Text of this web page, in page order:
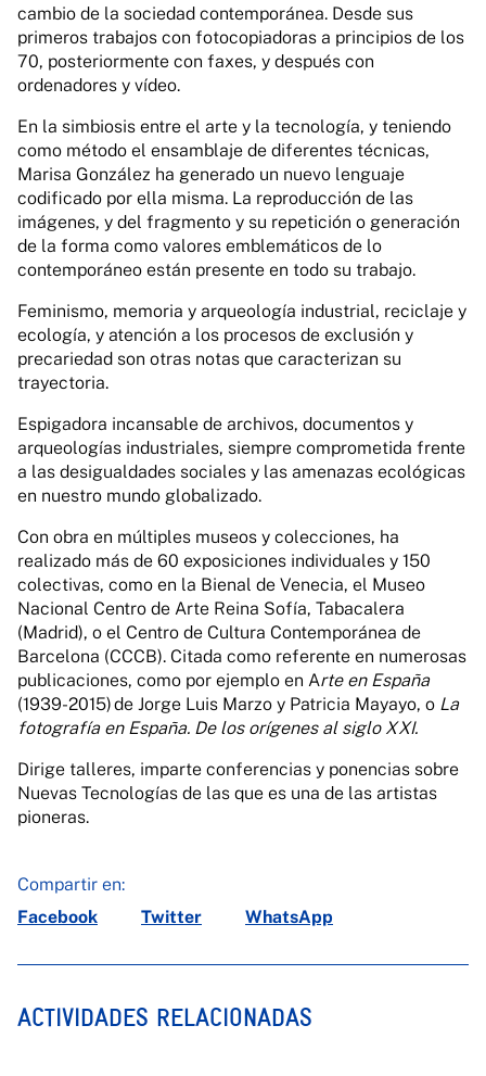
cambio de la sociedad contemporánea. Desde sus
primeros trabajos con fotocopiadoras a principios de los
70, posteriormente con faxes, y después con
ordenadores y vídeo.
En la simbiosis entre el arte y la tecnología, y teniendo
como método el ensamblaje de diferentes técnicas,
Marisa González ha generado un nuevo lenguaje
codificado por ella misma. La reproducción de las
imágenes, y del fragmento y su repetición o generación
de la forma como valores emblemáticos de lo
contemporáneo están presente en todo su trabajo.
Feminismo, memoria y arqueología industrial, reciclaje y
ecología, y atención a los procesos de exclusión y
precariedad son otras notas que caracterizan su
trayectoria.
Espigadora incansable de archivos, documentos y
arqueologías industriales, siempre comprometida frente
a las desigualdades sociales y las amenazas ecológicas
en nuestro mundo globalizado.
Con obra en múltiples museos y colecciones, ha
realizado más de 60 exposiciones individuales y 150
colectivas, como en la Bienal de Venecia, el Museo
Nacional Centro de Arte Reina Sofía, Tabacalera
(Madrid), o el Centro de Cultura Contemporánea de
Barcelona (CCCB). Citada como referente en numerosas
publicaciones, como por ejemplo en Arte en España
(1939-2015) de Jorge Luis Marzo y Patricia Mayayo, o La
fotografía en España. De los orígenes al siglo XXI.
Dirige talleres, imparte conferencias y ponencias sobre
Nuevas Tecnologías de las que es una de las artistas
pioneras.
Compartir en:
Facebook
Twitter WhatsApp
ACTIVIDADES RELACIONADAS